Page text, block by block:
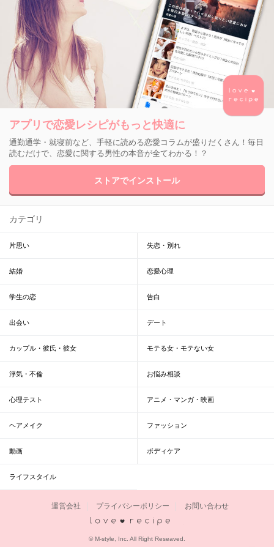
アプリで恋愛レシピがもっと快適に
通勤通学・就寝前など、手軽に読める恋愛コラムが盛りだくさん！毎日
読むだけで、恋愛に関する男性の本音が全てわかる！？
ストアでインストール
カテゴリ
片思い 失恋・別れ
結婚 恋愛心理
学生の恋 告白
出会い デート
カップル・彼氏・彼女 モテる女・モテない女
浮気・不倫 お悩み相談
心理テスト アニメ・マンガ・映画
ヘアメイク ファッション
動画 ボディケア
ライフスタイル
運営会社 プライバシーポリシー お問い合わせ
© M-style, Inc. All Right Reseaved.